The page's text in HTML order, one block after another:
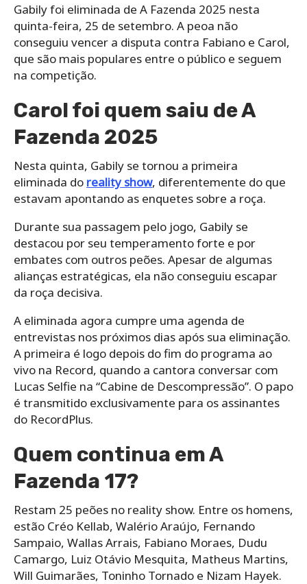
Gabily foi eliminada de A Fazenda 2025 nesta
quinta-feira, 25 de setembro. A peoa não
conseguiu vencer a disputa contra Fabiano e Carol,
que são mais populares entre o público e seguem
na competição.
Carol foi quem saiu de A
Fazenda 2025
Nesta quinta, Gabily se tornou a primeira
eliminada do reality show, diferentemente do que
estavam apontando as enquetes sobre a roça.
Durante sua passagem pelo jogo, Gabily se
destacou por seu temperamento forte e por
embates com outros peões. Apesar de algumas
alianças estratégicas, ela não conseguiu escapar
da roça decisiva.
A eliminada agora cumpre uma agenda de
entrevistas nos próximos dias após sua eliminação.
A primeira é logo depois do fim do programa ao
vivo na Record, quando a cantora conversar com
Lucas Selfie na “Cabine de Descompressão”. O papo
é transmitido exclusivamente para os assinantes
do RecordPlus.
Quem continua em A
Fazenda 17?
Restam 25 peões no reality show. Entre os homens,
estão Créo Kellab, Walério Araújo, Fernando
Sampaio, Wallas Arrais, Fabiano Moraes, Dudu
Camargo, Luiz Otávio Mesquita, Matheus Martins,
Will Guimarães, Toninho Tornado e Nizam Hayek.